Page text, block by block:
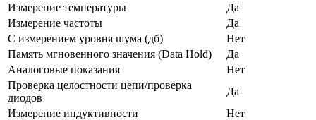
Измерение температуры
Да
Измерение частоты
Да
С измерением уровня шума (дб)
Нет
Память мгновенного значения (Data Hold)
Да
Аналоговые показания
Нет
Проверка целостности цепи/проверка
диодов
Да
Измерение индуктивности
Нет